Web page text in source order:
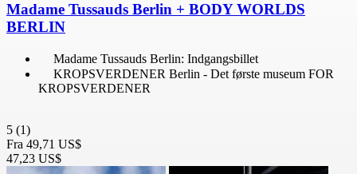
Madame Tussauds Berlin + BODY WORLDS
BERLIN
Madame Tussauds Berlin: Indgangsbillet
KROPSVERDENER Berlin - Det første museum FOR
KROPSVERDENER
5 (1)
Fra 49,71 US$
47,23 US$